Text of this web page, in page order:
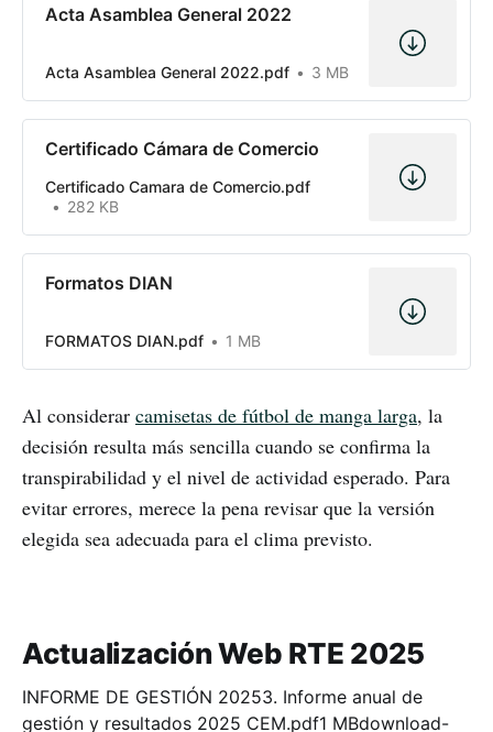
Acta Asamblea General 2022
Acta Asamblea General 2022.pdf 3 MB
Certificado Cámara de Comercio
Certificado Camara de Comercio.pdf
282 KB
Formatos DIAN
FORMATOS DIAN.pdf 1 MB
Al considerar camisetas de fútbol de manga larga, la
decisión resulta más sencilla cuando se confirma la
transpirabilidad y el nivel de actividad esperado. Para
evitar errores, merece la pena revisar que la versión
elegida sea adecuada para el clima previsto.
Actualización Web RTE 2025
INFORME DE GESTIÓN 20253. Informe anual de
gestión y resultados 2025 CEM.pdf1 MBdownload-